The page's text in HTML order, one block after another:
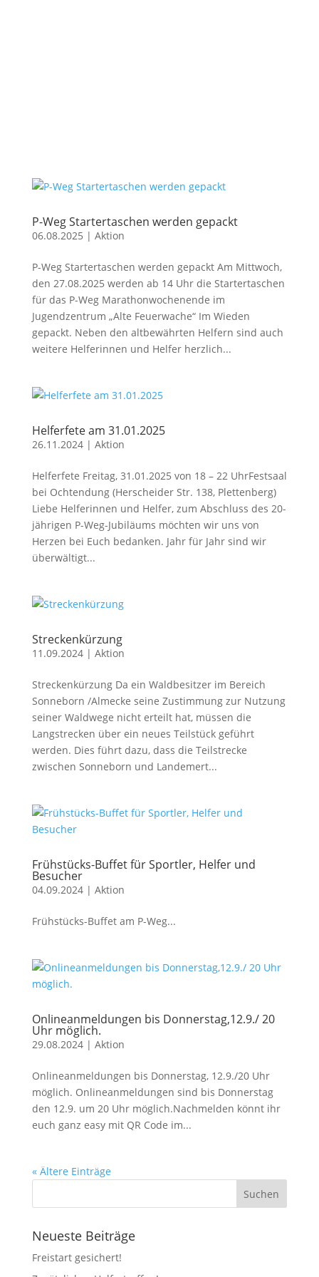
P-Weg Startertaschen werden gepackt
06.08.2025 | Aktion
P-Weg Startertaschen werden gepackt Am Mittwoch,
den 27.08.2025 werden ab 14 Uhr die Startertaschen
für das P-Weg Marathonwochenende im
Jugendzentrum „Alte Feuerwache“ Im Wieden
gepackt. Neben den altbewährten Helfern sind auch
weitere Helferinnen und Helfer herzlich...
Helferfete am 31.01.2025
26.11.2024| Aktion
Helferfete Freitag, 31.01.2025 von 18 – 22 UhrFestsaal
bei Ochtendung (Herscheider Str. 138, Plettenberg)
Liebe Helferinnen und Helfer, zum Abschluss des 20-
jährigen P-Weg-Jubiläums möchten wir uns von
Herzen bei Euch bedanken. Jahr für Jahr sind wir
überwältigt...
Streckenkürzung
11.09.2024| Aktion
Streckenkürzung Da ein Waldbesitzer im Bereich
Sonneborn /Almecke seine Zustimmung zur Nutzung
seiner Waldwege nicht erteilt hat, müssen die
Langstrecken über ein neues Teilstück geführt
werden. Dies führt dazu, dass die Teilstrecke
zwischen Sonneborn und Landemert...
Frühstücks-Buffet für Sportler, Helfer und
Besucher
04.09.2024| Aktion
Frühstücks-Buffet am P-Weg...
Onlineanmeldungen bis Donnerstag,12.9./ 20
Uhr möglich.
29.08.2024| Aktion
Onlineanmeldungen bis Donnerstag, 12.9./20 Uhr
möglich. Onlineanmeldungen sind bis Donnerstag
den 12.9. um 20 Uhr möglich.Nachmelden könnt ihr
euch ganz easy mit QR Code im...
« Ältere Einträge
Neueste Beiträge
Freistart gesichert!